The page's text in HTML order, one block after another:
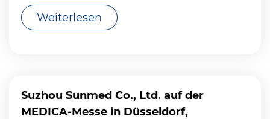
Weiterlesen
Suzhou Sunmed Co., Ltd. auf der
MEDICA-Messe in Düsseldorf,